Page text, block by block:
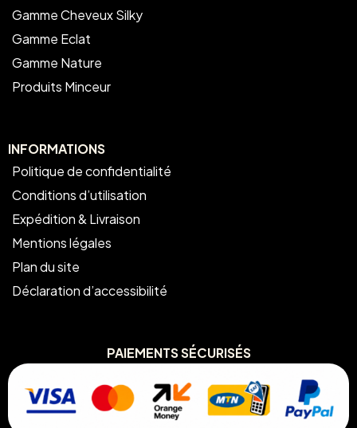
Gamme Cheveux Silky
Gamme Eclat
Gamme Nature
Produits Minceur
INFORMATIONS
Politique de confidentialité
Conditions d’utilisation
Expédition & Livraison
Mentions légales
Plan du site
Déclaration d’accessibilité
PAIEMENTS SÉCURISÉS